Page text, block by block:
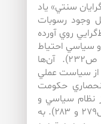
سنتي» ياد
ص۱۴۳)؛ به دليل وجود رسوبات
روي آورده
سياسي احتياط
مي‌كنند ( موسوي دهسرخي، ۱۳۸۴: ص۲۳۲). آن‌ها
از سياست عملي
حكومت
نظام سياسي و
دولت مخالف هستند (عنايت، ۱۳۶۲: ص۲۷۹ و ۲۸۳). به